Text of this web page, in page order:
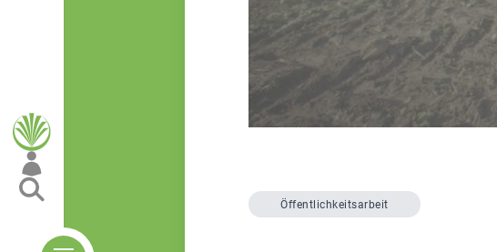
Öffentlichkeitsarbeit